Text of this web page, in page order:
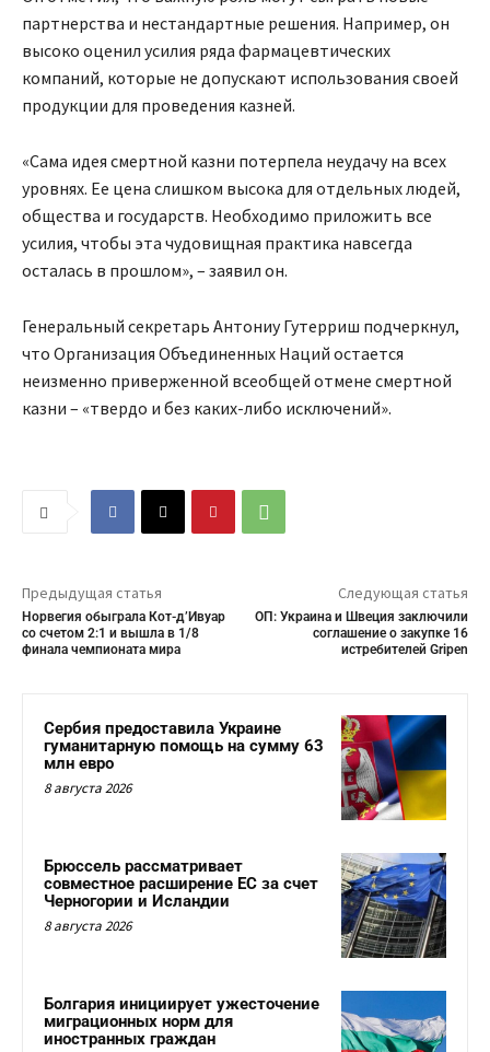
партнерства и нестандартные решения. Например, он
высоко оценил усилия ряда фармацевтических
компаний, которые не допускают использования своей
продукции для проведения казней.
«Сама идея смертной казни потерпела неудачу на всех
уровнях. Ее цена слишком высока для отдельных людей,
общества и государств. Необходимо приложить все
усилия, чтобы эта чудовищная практика навсегда
осталась в прошлом», – заявил он.
Генеральный секретарь Антониу Гутерриш подчеркнул,
что Организация Объединенных Наций остается
неизменно приверженной всеобщей отмене смертной
казни – «твердо и без каких-либо исключений».
Предыдущая статья
Норвегия обыграла Кот-д’Ивуар
со счетом 2:1 и вышла в 1/8
финала чемпионата мира
Следующая статья
ОП: Украина и Швеция заключили
соглашение о закупке 16
истребителей Gripen
Сербия предоставила Украине
гуманитарную помощь на сумму 63
млн евро
8 августа 2026
Брюссель рассматривает
совместное расширение ЕС за счет
Черногории и Исландии
8 августа 2026
Болгария инициирует ужесточение
миграционных норм для
иностранных граждан